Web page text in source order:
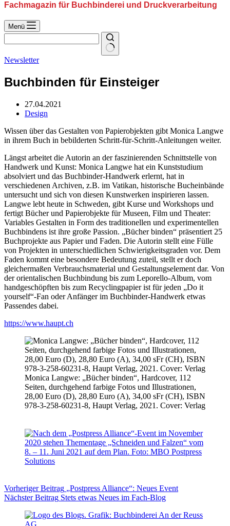
Fachmagazin für Buchbinderei und Druckverarbeitung
Menü
Newsletter
Buchbinden für Einsteiger
27.04.2021
Design
Wissen über das Gestalten von Papierobjekten gibt Monica Langwe
in ihrem Buch in bebilderten Schritt-für-Schritt-Anleitungen weiter.
Längst arbeitet die Autorin an der faszinierenden Schnittstelle von
Handwerk und Kunst: Monica Langwe hat ein Kunststudium
absolviert und das Buchbinder-Handwerk erlernt, hat in
verschiedenen Archiven, z.B. im Vatikan, historische Bucheinbände
untersucht und sich von diesen Kunstwerken inspirieren lassen.
Langwe lebt heute in Schweden, gibt Kurse und Workshops und
fertigt Bücher und Papierobjekte für Museen, Film und Theater:
Variables Gestalten in Form des traditionellen und experimentellen
Buchbindens ist ihre große Passion. „Bücher binden“ präsentiert 25
Buchprojekte aus Papier und Faden. Die Autorin stellt eine Fülle
von Projekten in unterschiedlichen Schwierigkeitsgraden vor. Dem
Faden kommt eine besondere Bedeutung zuteil, stellt er doch
gleichermaßen Verbrauchsmaterial und Gestaltungselement dar. Von
der orientalischen Buchbindung bis zum Leporello-Album, vom
handgeschöpften bis zum Recyclingpapier ist für jeden „Do it
yourself“-Fan oder Anfänger im Buchbinder-Handwerk etwas
Passendes dabei.
https://www.haupt.ch
Monica Langwe: „Bücher binden“, Hardcover, 112
Seiten, durchgehend farbige Fotos und Illustrationen,
28,00 Euro (D), 28,80 Euro (A), 34,00 sFr (CH), ISBN
978-3-258-60231-8, Haupt Verlag, 2021. Cover: Verlag
VorherigerBeitrag „Postpress Alliance“: Neues Event
NächsterBeitrag Stets etwas Neues im Fach-Blog